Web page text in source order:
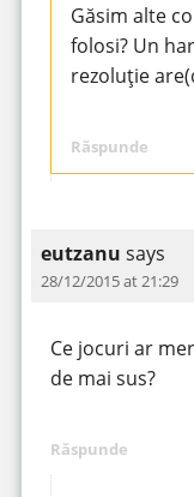
Găsim alte
folosi? Un
rezoluție
Răspunde
eutzanu says
28/12/2015 at 21:29
Ce jocuri ar
de mai sus?
Răspunde